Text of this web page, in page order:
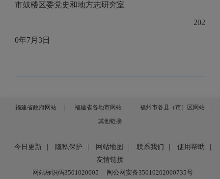
市鼓楼区委党史和地方志研究室
202
0年7月3日
福建省政府网站 福建省各地市网站
福州市各县（市）区网站
其他链接
今日更新 隐私保护 网站地图 联系我们 使用帮助
友情链接
网站标识码3501020005
闽公网安备35010202000735号